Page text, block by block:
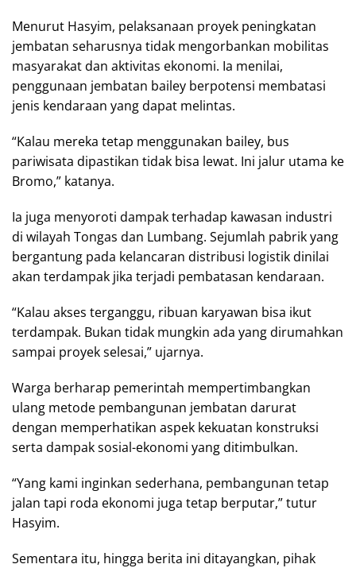
Menurut Hasyim, pelaksanaan proyek peningkatan
jembatan seharusnya tidak mengorbankan mobilitas
masyarakat dan aktivitas ekonomi. Ia menilai,
penggunaan jembatan bailey berpotensi membatasi
jenis kendaraan yang dapat melintas.
“Kalau mereka tetap menggunakan bailey, bus
pariwisata dipastikan tidak bisa lewat. Ini jalur utama ke
Bromo,” katanya.
Ia juga menyoroti dampak terhadap kawasan industri
di wilayah Tongas dan Lumbang. Sejumlah pabrik yang
bergantung pada kelancaran distribusi logistik dinilai
akan terdampak jika terjadi pembatasan kendaraan.
“Kalau akses terganggu, ribuan karyawan bisa ikut
terdampak. Bukan tidak mungkin ada yang dirumahkan
sampai proyek selesai,” ujarnya.
Warga berharap pemerintah mempertimbangkan
ulang metode pembangunan jembatan darurat
dengan memperhatikan aspek kekuatan konstruksi
serta dampak sosial-ekonomi yang ditimbulkan.
“Yang kami inginkan sederhana, pembangunan tetap
jalan tapi roda ekonomi juga tetap berputar,” tutur
Hasyim.
Sementara itu, hingga berita ini ditayangkan, pihak